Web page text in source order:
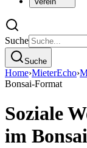
Suche
Suche
Home›MieterEcho›
Bonsai-Format
Soziale
im